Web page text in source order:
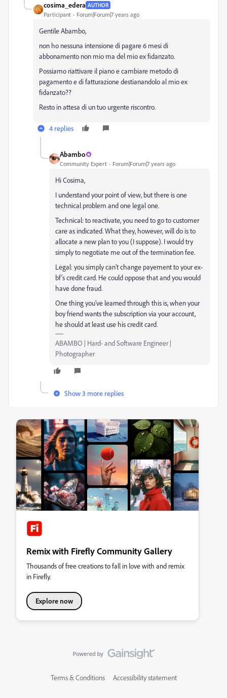
cosima_edera AUTHOR
Participant Forum|Forum|7 years ago
Gentile Abambo,
non ho nessuna intensione di pagare 6 mesi di
abbonamento non mio ma del mio ex fidanzato.
Possiamo riattivare il piano e cambiare metodo di
pagamento e di fatturazione destianandolo al mio ex
fidanzato??
Resto in attesa di un tuo urgente riscontro.
4 replies
Abambo
Community Expert Forum|Forum|7 years ago
Hi Cosima,
I understand your point of view, but there is one
technical problem and one legal one.
Technical: to reactivate, you need to go to customer
care as indicated. What they, however, will do is to
allocate a new plan to you (I suppose). I would try
simply to negotiate me out of the termination fee.
Legal: you simply can’t change payement to your ex-
bf’s credit card. He could oppose that and you would
have done fraud.
One thing you’ve learned through this is, when your
boy friend wants the subscription via your account,
he should at least use his credit card.
ABAMBO | Hard- and Software Engineer |
Photographer
Show 3 more replies
Remix with Firefly Community Gallery
Thousands of free creations to fall in love with and remix
in Firefly.
Explore now
Terms & Conditions Accessibility statement